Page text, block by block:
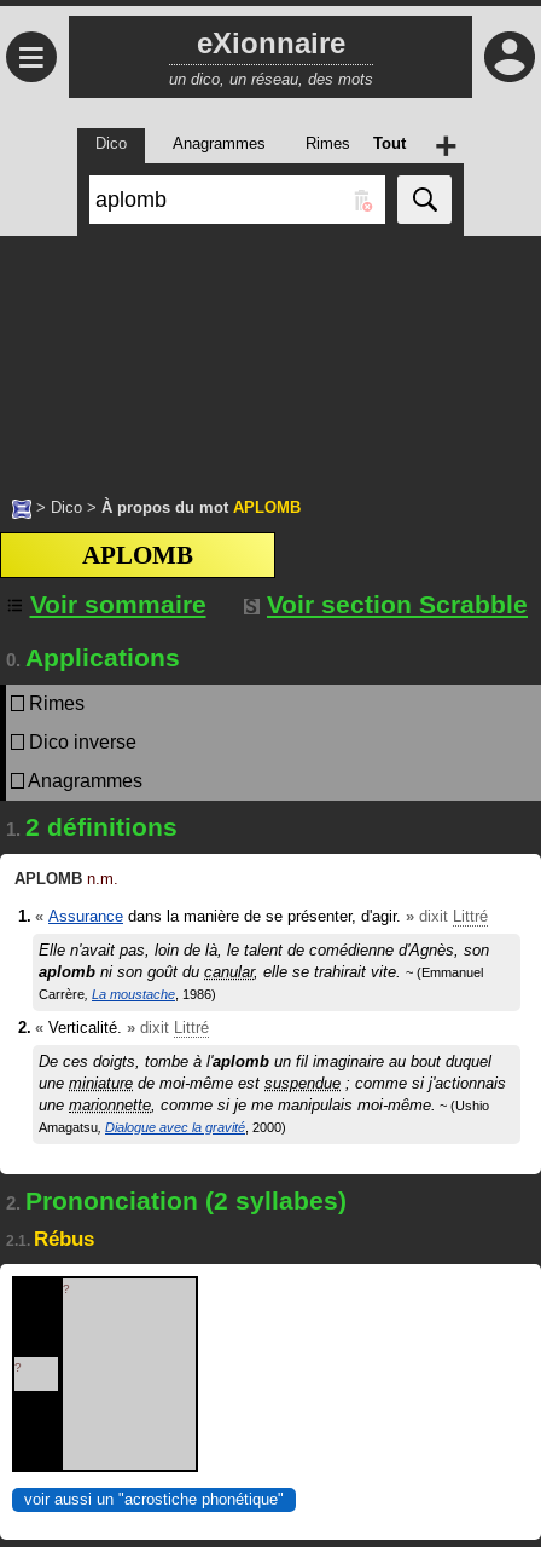
≡ eXionnaire
un dico, un réseau, des mots
Dico Anagrammes Rimes Tout +
> Dico > À propos du mot APLOMB
APLOMB
Voir sommaire
Voir section Scrabble
0. Applications
Rimes
Dico inverse
Anagrammes
1. 2 définitions
APLOMB n.m.
« Assurance dans la manière de se présenter, d'agir. » dixit Littré
Elle n'avait pas, loin de là, le talent de comédienne d'Agnès, son
aplomb ni son goût du canular, elle se trahirait vite.
Emmanuel
Carrère La moustache 1986
« Verticalité. » dixit Littré
De ces doigts, tombe à l'aplomb un fil imaginaire au bout duquel
une miniature de moi-même est suspendue ; comme si j'actionnais
une marionnette, comme si je me manipulais moi-même.
Ushio
Amagatsu Dialogue avec la gravité 2000
2. Prononciation (2 syllabes)
2.1. Rébus
?
?
voir aussi un "acrostiche phonétique"